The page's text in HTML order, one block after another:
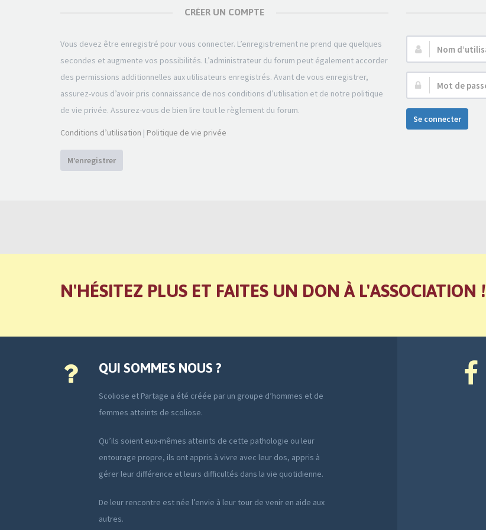
CRÉER UN COMPTE
Vous devez être enregistré pour vous connecter. L’enregistrement ne prend que quelques
secondes et augmente vos possibilités. L’administrateur du forum peut également accorder
des permissions additionnelles aux utilisateurs enregistrés. Avant de vous enregistrer,
assurez-vous d’avoir pris connaissance de nos conditions d’utilisation et de notre politique
de vie privée. Assurez-vous de bien lire tout le règlement du forum.
Conditions d’utilisation | Politique de vie privée
M’enregistrer
Nom
d’utilisateur :
Mot
de
passe :
Se connecter
N'HÉSITEZ PLUS ET FAITES UN DON À L'ASSOCIATION !
QUI SOMMES NOUS ?
Scoliose et Partage a été créée par un groupe d’hommes et de
femmes atteints de scoliose.
Qu’ils soient eux-mêmes atteints de cette pathologie ou leur
entourage propre, ils ont appris à vivre avec leur dos, appris à
gérer leur différence et leurs difficultés dans la vie quotidienne.
De leur rencontre est née l’envie à leur tour de venir en aide aux
autres.